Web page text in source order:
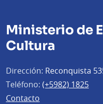
Ministerio de
Cultura
Dirección: Reconquista
Teléfono: (+5982) 1825
Contacto